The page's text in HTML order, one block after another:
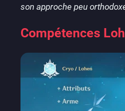
son approche peu
Compétences